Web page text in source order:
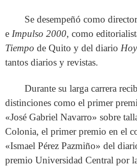
Se desempeñó como
e Impulso 2000, como
Tiempo de Quito y del diario Hoy
tantos diarios y revistas.
Durante su larga carrera
distinciones como el primer
«José Gabriel Navarro» sobre
Colonia, el primer premio en el
«Ismael Pérez Pazmiño» del
premio Universidad Central por